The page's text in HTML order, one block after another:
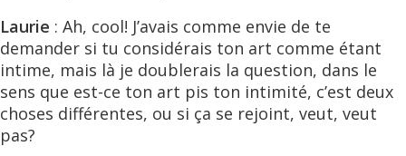
Laurie : Ah, cool! J’avais comme envie de te
demander si tu considérais ton art comme étant
intime, mais là je doublerais la question, dans le
sens que est-ce ton art pis ton intimité, c’est deux
choses différentes, ou si ça se rejoint, veut, veut
pas?